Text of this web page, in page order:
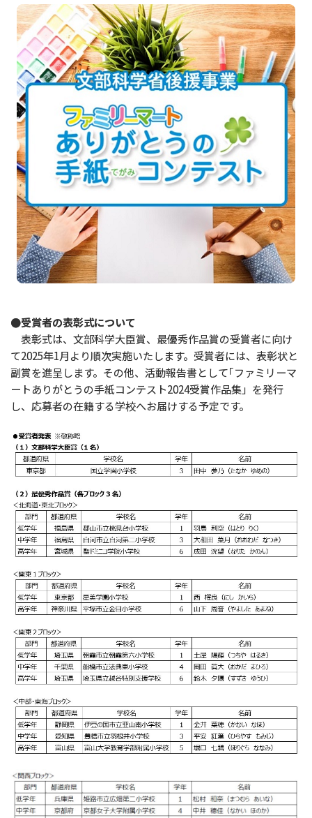
●受賞者の表彰式について
表彰式は、文部科学大臣賞、最優秀作品賞の受賞者に向け
て2025年1月より順次実施いたします。受賞者には、表彰状と
副賞を進呈します。その他、活動報告書として｢ファミリーマ
ートありがとうの手紙コンテスト2024受賞作品集」を発行
し、応募者の在籍する学校へお届けする予定です。